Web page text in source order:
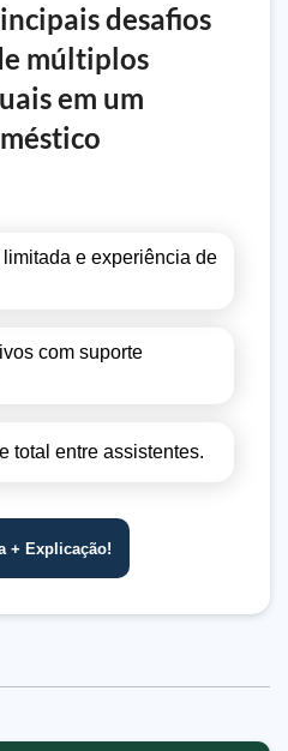
desafios
múltiplos
em um
e experiência de
com suporte
total entre assistentes.
+ Explicação!